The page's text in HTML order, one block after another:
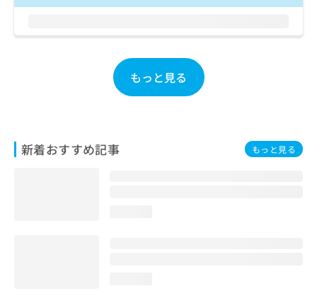
もっと見る
新着おすすめ記事 もっと見る
お
い